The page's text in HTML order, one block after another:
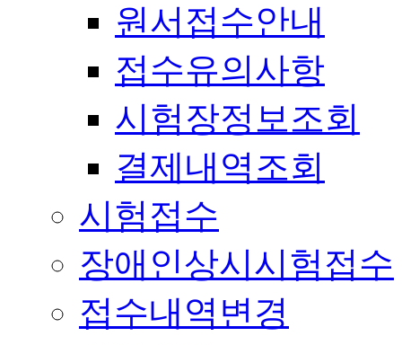
원서접수안내
접수유의사항
시험장정보조회
결제내역조회
시험접수
장애인상시시험접수
접수내역변경